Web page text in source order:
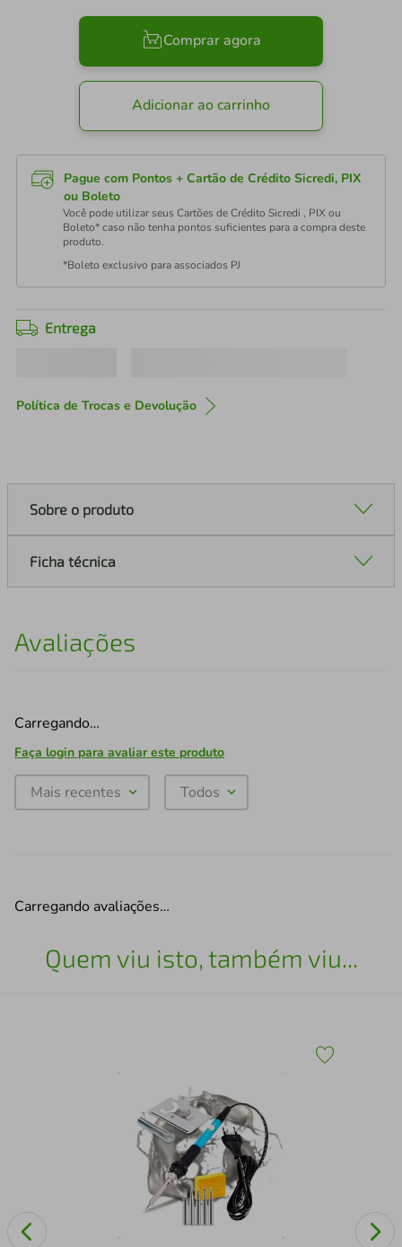
Comprar agora
Adicionar ao carrinho
Pague com Pontos + Cartão de Crédito Sicredi, PIX
ou Boleto
Você pode utilizar seus Cartões de Crédito Sicredi , PIX ou
Boleto* caso não tenha pontos suficientes para a compra deste
produto.
*Boleto exclusivo para associados PJ
Entrega
Política de Trocas e Devolução
Sobre o produto
Ficha técnica
Avaliações
Carregando…
Faça login para avaliar este produto
Mais recentes Todos
Carregando avaliações…
Quem viu isto, também viu...